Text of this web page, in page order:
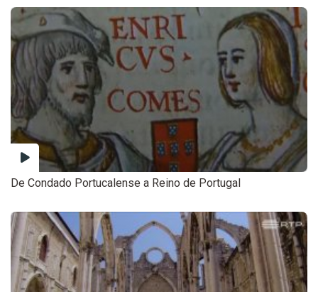
De Condado Portucalense a Reino de Portugal